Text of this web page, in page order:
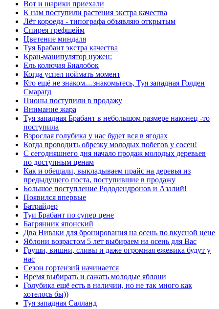
Вот и шарики приехали
К нам поступили растения экстра качества
Лёт короеда - типографа объявляю открытым
Спирея грефшейм
Цветение миндаля
Туя Брабант экстра качества
Кран-манипулятор нужен:
Ель колючая Биалобок
Когда успел поймать момент
Кто ещё не знаком....знакомьтесь, Туя западная Голден
Смарагд
Пионы поступили в продажу
Внимание жара
Туя западная Брабант в небольшом размере наконец -то
поступила
Взрослая голубика у нас будет вся в ягодах
Когда проводить обрезку молодых побегов у сосен!
С сегодняшнего дня начало продаж молодых деревьев
по доступным ценам
Как и обещали, выкладываем прайс на деревья из
предыдущего поста, поступившие в продажу
Большое поступление Рододендронов и Азалий!
Появился впервые
Батрайдер
Туи Брабант по супер цене
Багрянник японский
Два Ниваки для бронирования на осень по вкусной цене
Яблони возрастом 5 лет выбираем на осень для Вас
Груши, вишни, сливы и даже огромная ежевика будут у
нас
Сезон гортензий начинается
Время выбирать и сажать молодые яблони
Голубика ещё есть в наличии, но не так много как
хотелось бы))
Туя западная Салланд